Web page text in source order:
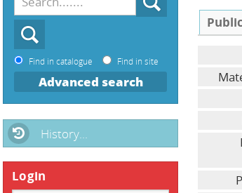
Public
Find in catalogue Find in site
Advanced search
History...
Login